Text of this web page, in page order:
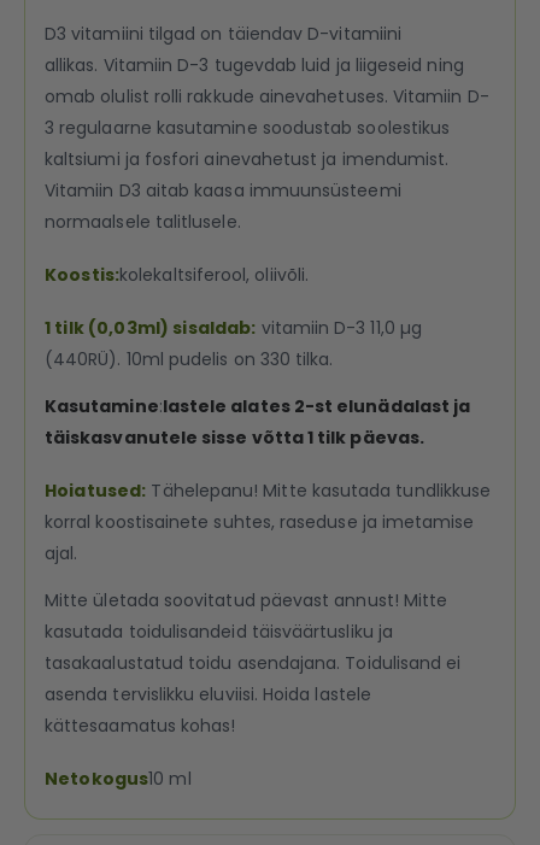
D3 vitamiini tilgad on täiendav D-vitamiini
allikas. Vitamiin D-3 tugevdab luid ja liigeseid ning
omab olulist rolli rakkude ainevahetuses. Vitamiin D-
3 regulaarne kasutamine soodustab soolestikus
kaltsiumi ja fosfori ainevahetust ja imendumist.
Vitamiin D3 aitab kaasa immuunsüsteemi
normaalsele talitlusele.
Koostis:kolekaltsiferool, oliivõli.
1 tilk (0,03ml) sisaldab: vitamiin D-3 11,0 µg
(440RÜ). 10ml pudelis on 330 tilka.
Kasutamine:lastele alates 2-st elunädalast ja
täiskasvanutele sisse võtta 1 tilk päevas.
Hoiatused: Tähelepanu! Mitte kasutada tundlikkuse
korral koostisainete suhtes, raseduse ja imetamise
ajal.
Mitte ületada soovitatud päevast annust! Mitte
kasutada toidulisandeid täisväärtusliku ja
tasakaalustatud toidu asendajana. Toidulisand ei
asenda tervislikku eluviisi. Hoida lastele
kättesaamatus kohas!
Netokogus10 ml